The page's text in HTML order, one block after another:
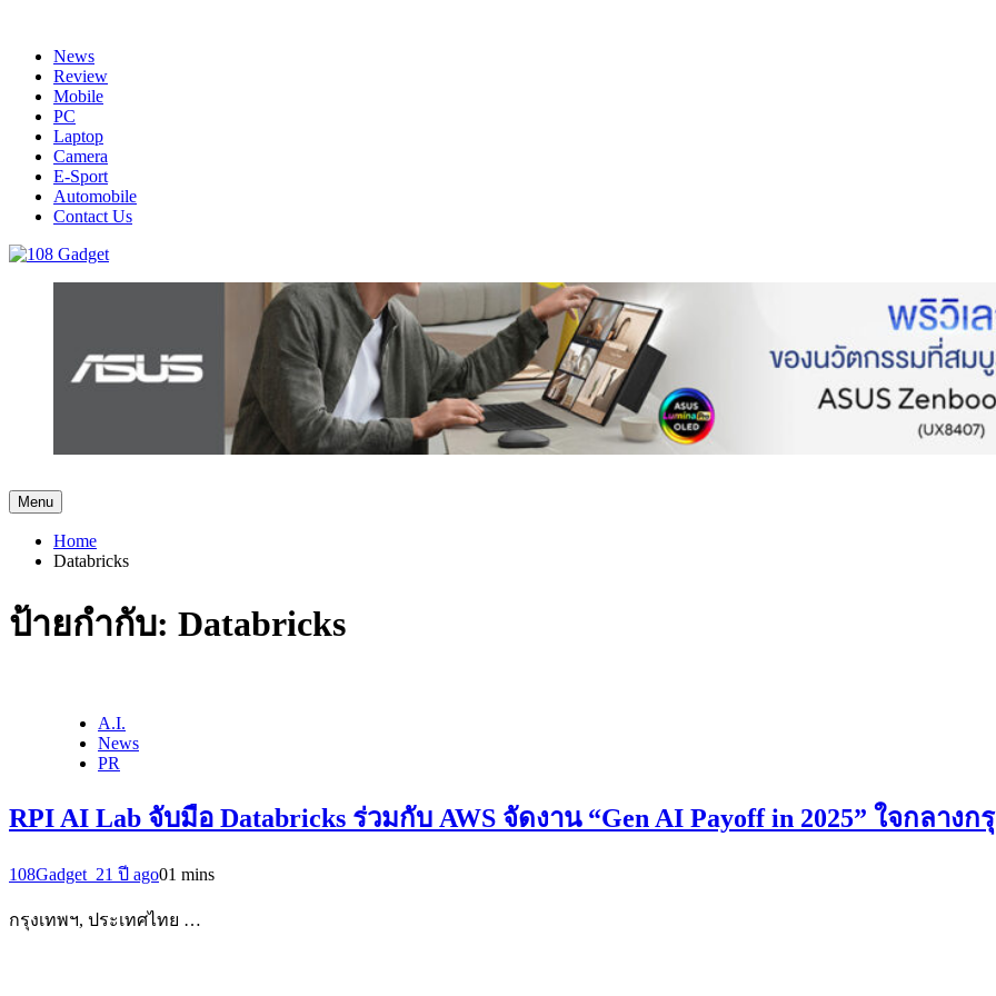
contentNews
Review
Mobile
PC
Laptop
Camera
E-Sport
Automobile
Contact Us
รวบรวมเรื่องราว Gadget IT ,Laptop, Smartphone , ยานยนต์
Menu
Home
Databricks
ป้ายกำกับ: Databricks
A.I.
News
PR
RPI AI Lab จับมือ Databricks ร่วมกับ AWS จัดงาน “Gen AI Payoff in 2025” ใจกลางก
108Gadget_21 ปี ago01 mins
กรุงเทพฯ, ประเทศไทย …